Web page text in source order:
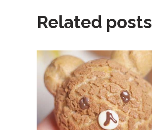
Related posts